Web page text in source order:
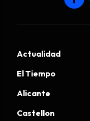
Actualidad
El Tiempo
Alicante
Castellon